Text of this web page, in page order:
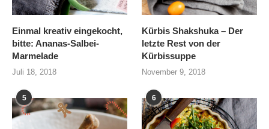
Einmal kreativ eingekocht,
bitte: Ananas-Salbei-
Marmelade
Juli 18, 2018
Kürbis Shakshuka – Der
letzte Rest von der
Kürbissuppe
November 9, 2018
5 6